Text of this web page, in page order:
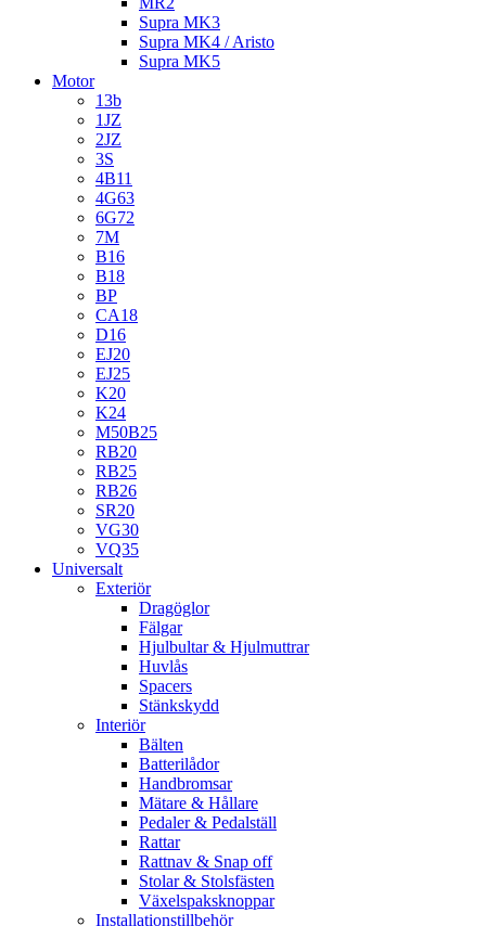
Supra MK3
Supra MK4 / Aristo
Supra MK5
Motor
13b
1JZ
2JZ
3S
4B11
4G63
6G72
7M
B16
B18
BP
CA18
D16
EJ20
EJ25
K20
K24
M50B25
RB20
RB25
RB26
SR20
VG30
VQ35
Universalt
Exteriör
Dragöglor
Fälgar
Hjulbultar & Hjulmuttrar
Huvlås
Spacers
Stänkskydd
Interiör
Bälten
Batterilådor
Handbromsar
Mätare & Hållare
Pedaler & Pedalställ
Rattar
Rattnav & Snap off
Stolar & Stolsfästen
Växelspaksknoppar
Installationstillbehör